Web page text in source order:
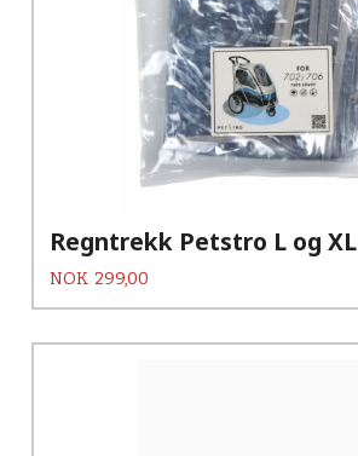
Regntrekk Petstro L og XL
Pris
NOK 299,00